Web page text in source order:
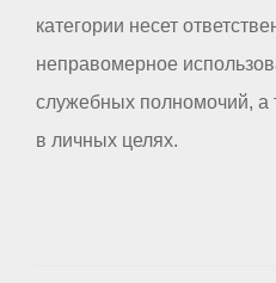
категории несет
неправомерное
служебных полномочий, а
в личных целях.